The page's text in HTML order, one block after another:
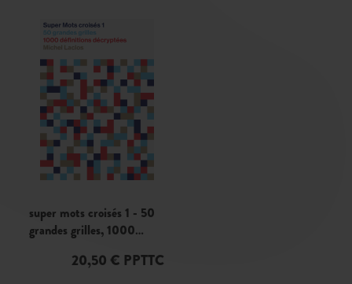
super mots croisés 1 - 50
grandes grilles, 1000
solutions en fin d'ouvrage
20,50 € PPTTC